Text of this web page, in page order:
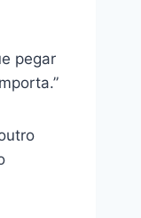
pegar